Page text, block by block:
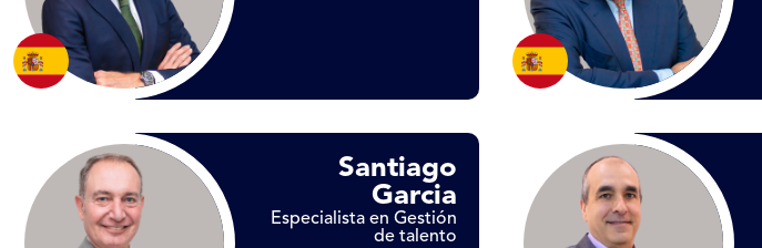
Santiago
Garcia
Especialista en Gestión
de talento